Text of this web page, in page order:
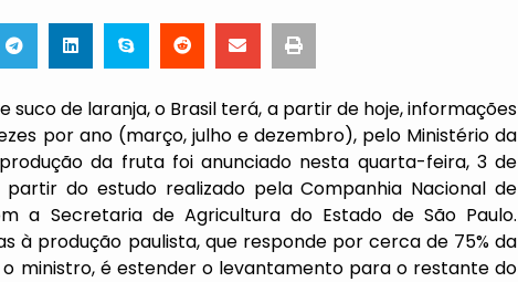
suco de laranja, o Brasil terá, a partir de hoje, informações
por ano (março, julho e dezembro), pelo Ministério da
da fruta foi anunciado nesta quarta-feira, 3 de
do estudo realizado pela Companhia Nacional de
a Secretaria de Agricultura do Estado de São Paulo.
à produção paulista, que responde por cerca de 75% da
o ministro, é estender o levantamento para o restante do